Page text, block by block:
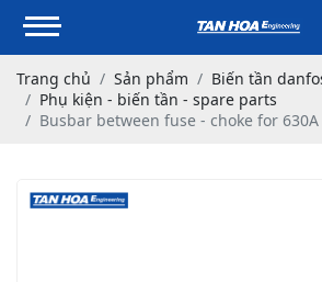
Trang chủ Sản phẩm
Biến tần
Phụ kiện - biến tần - spare parts
Busbar between fuse - choke for 630A